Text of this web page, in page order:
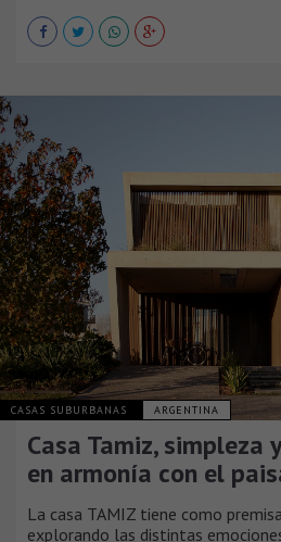
CASAS SUBURBANAS ARGENTINA
Casa Tamiz, simpleza
en armonía con el
La casa TAMIZ tiene como
explorando las distintas